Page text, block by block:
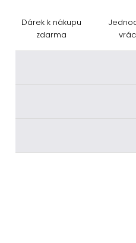
Dárek k nákupu
zdarma